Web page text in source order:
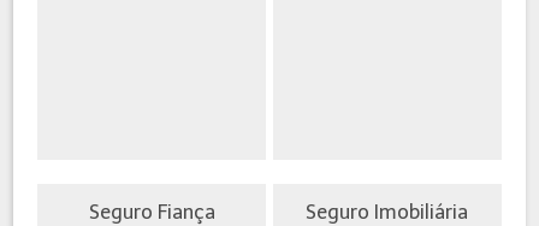
Seguro Fiança
Seguro Imobiliária